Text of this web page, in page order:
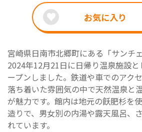
お気に入り
宮崎県日南市北郷町にある「サンチ
2024年12月21日に日帰り温泉施設
ープンしました。鉄道や車でのアク
落ち着いた雰囲気の中で天然温泉と
が魅力です。館内は地元の飫肥杉を
造りで、男女別の内湯や露天風呂、
れています。